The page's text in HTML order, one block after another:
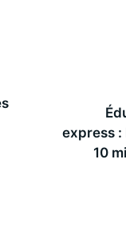
express :
10